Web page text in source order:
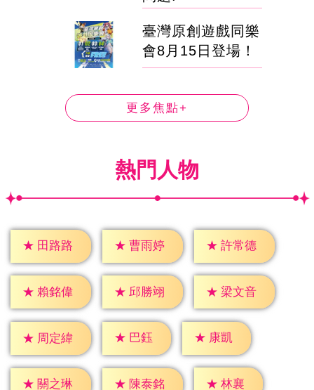
臺灣原創遊戲同樂
會8月15日登場！
更多焦點+
熱門人物
★ 田路路 ★ 曹雨婷 ★ 許常德
★ 賴銘偉 ★ 邱勝翊 ★ 梁文音
★ 周定緯 ★ 巴鈺 ★ 康凱
★ 關之琳 ★ 陳泰銘 ★ 林襄